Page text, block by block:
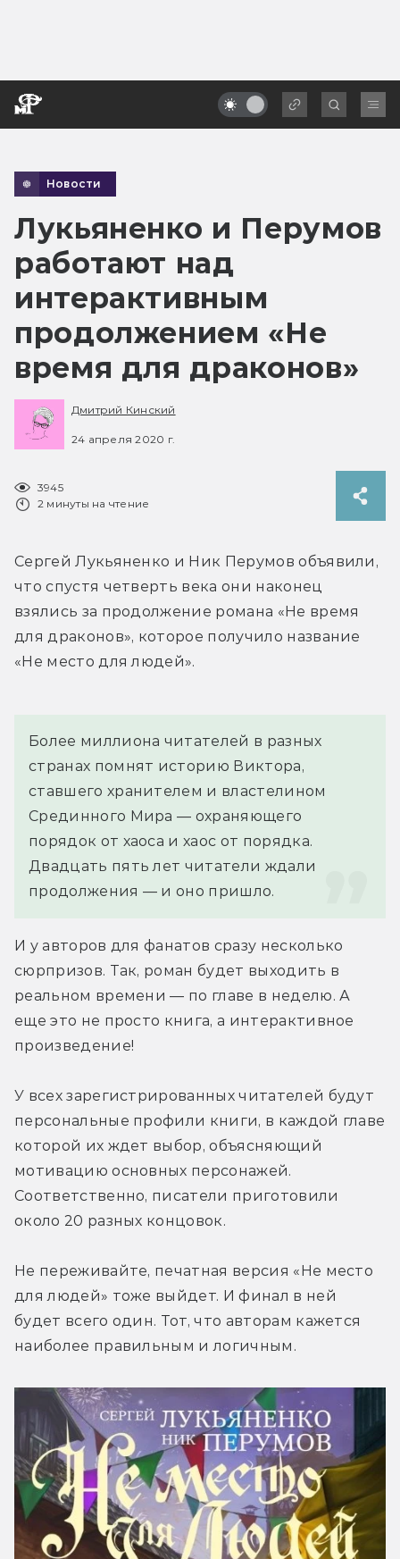
Новости
Лукьяненко и Перумов
работают над
интерактивным
продолжением «Не
время для драконов»
Дмитрий Кинский
24 апреля 2020 г.
3945
2 минуты на чтение
Сергей Лукьяненко и Ник Перумов объявили,
что спустя четверть века они наконец
взялись за продолжение романа «Не время
для драконов», которое получило название
«Не место для людей».
Более миллиона читателей в разных
странах помнят историю Виктора,
ставшего хранителем и властелином
Срединного Мира — охраняющего
порядок от хаоса и хаос от порядка.
Двадцать пять лет читатели ждали
продолжения — и оно пришло.
И у авторов для фанатов сразу несколько
сюрпризов. Так, роман будет выходить в
реальном времени — по главе в неделю. А
еще это не просто книга, а интерактивное
произведение!
У всех зарегистрированных читателей будут
персональные профили книги, в каждой главе
которой их ждет выбор, объясняющий
мотивацию основных персонажей.
Соответственно, писатели приготовили
около 20 разных концовок.
Не переживайте, печатная версия «Не место
для людей» тоже выйдет. И финал в ней
будет всего один. Тот, что авторам кажется
наиболее правильным и логичным.